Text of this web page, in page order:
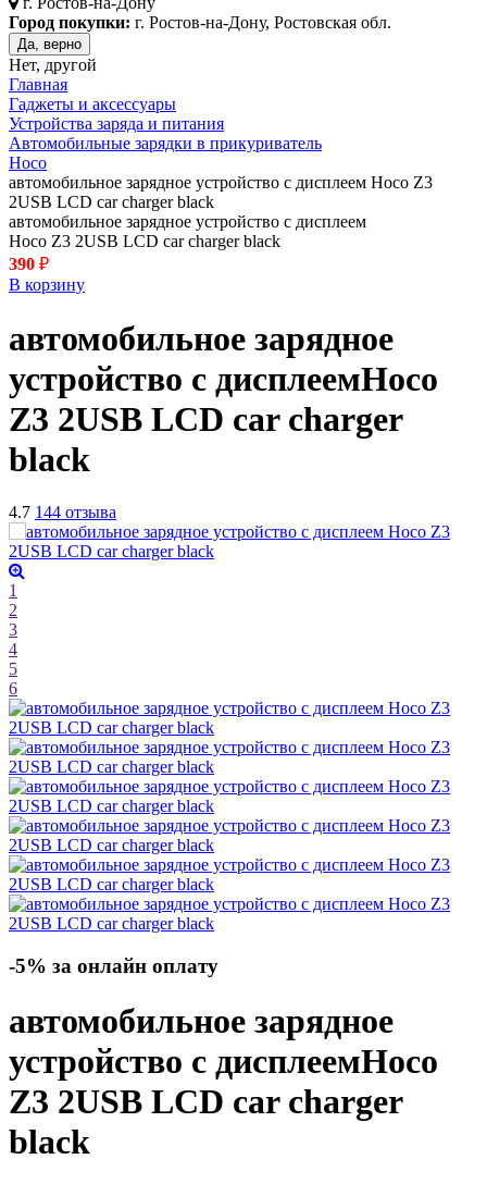
Город покупки: г. Ростов-на-Дону, Ростовская обл.
Да, верно
Нет, другой
Главная
Гаджеты и аксессуары
Устройства заряда и питания
Автомобильные зарядки в прикуриватель
Hoco
автомобильное зарядное устройство с дисплеем Hoco Z3
2USB LCD car charger black
автомобильное зарядное устройство с дисплеем
Hoco Z3 2USB LCD car charger black
390 ₽
В корзину
автомобильное зарядное
устройство с дисплеемHoco
Z3 2USB LCD car charger
black
4.7 144 отзыва
1
2
3
4
5
6
-5% за онлайн оплату
автомобильное зарядное
устройство с дисплеемHoco
Z3 2USB LCD car charger
black